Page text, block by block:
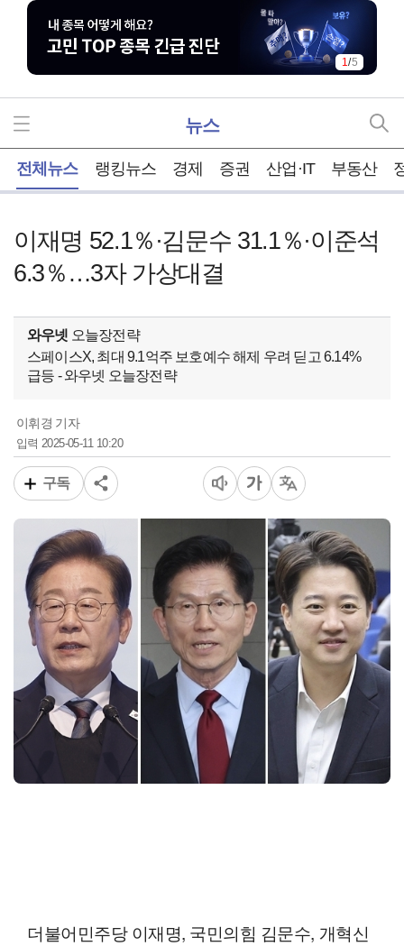
1/5
뉴스
전체뉴스 랭킹뉴스 경제 증권 산업·IT 부동산
이재명 52.1％·김문수 31.1％·이준석
6.3％…3자 가상대결
와우넷 오늘장전략
스페이스X, 최대 9.1억주 보호예수 해제 우려 딛고 6.14%
급등 - 와우넷 오늘장전략
이휘경 기자
입력2025-05-11 10:20
구독
더불어민주당 이재명, 국민의힘 김문수, 개혁신